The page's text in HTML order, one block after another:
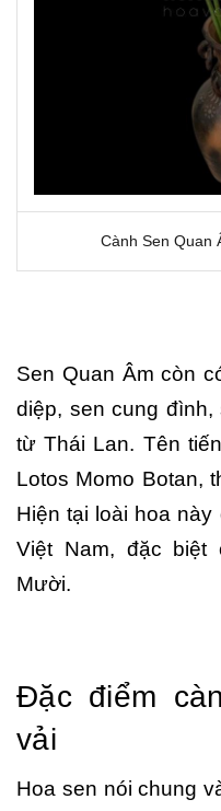
Cành Sen Quan
Sen Quan Âm còn
diệp, sen cung
từ Thái Lan. Tên
Lotos Momo Botan,
Hiện tại loài hoa
Việt Nam, đặc
Mười.
Đặc điểm
vải
Hoa sen nói chung